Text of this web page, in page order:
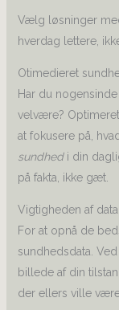
Vælg løsninger
hverdag lettere,
Otimedieret
Har du
velvære?
at fokusere på,
sundhedi din
på fakta, ikke gæt.
Vigtigheden af data
For at opnå de
sundhedsdata.
billede af din
der ellers ville